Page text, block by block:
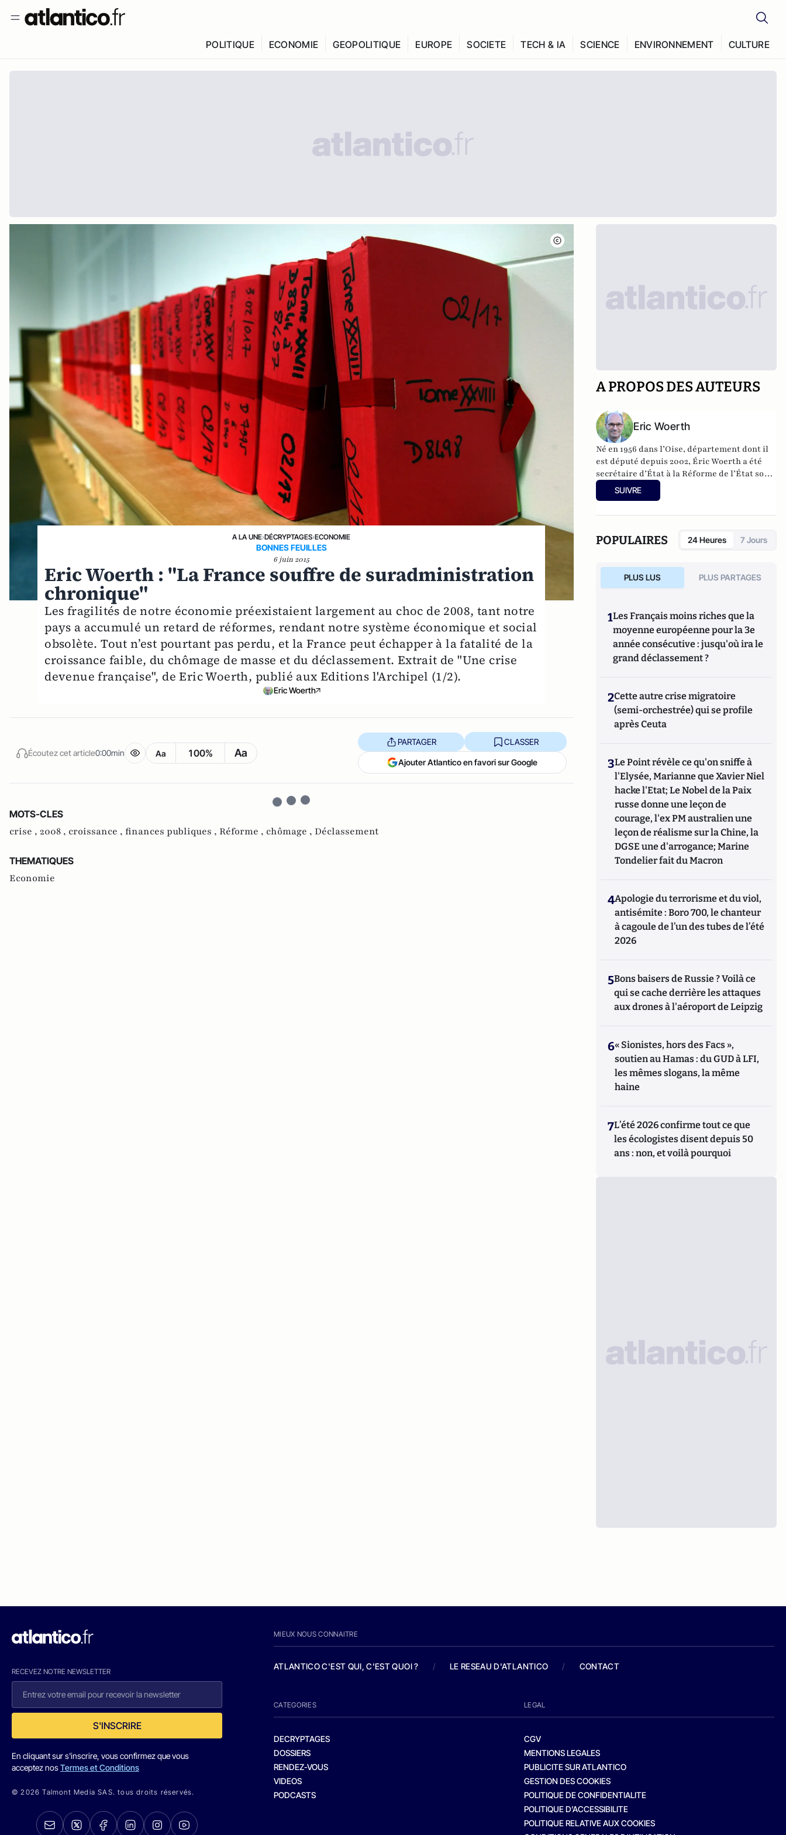
POLITIQUE ECONOMIE GEOPOLITIQUE EUROPE SOCIETE TECH & IA SCIENCE ENVIRONNEMENT CULTURE
A LA UNE›DÉCRYPTAGES›ECONOMIE
BONNES FEUILLES
6 juin 2015
Eric Woerth : "La France souffre de suradministration
chronique"
Les fragilités de notre économie préexistaient largement au choc de 2008, tant notre
pays a accumulé un retard de réformes, rendant notre système économique et social
obsolète. Tout n’est pourtant pas perdu, et la France peut échapper à la fatalité de la
croissance faible, du chômage de masse et du déclassement. Extrait de "Une crise
devenue française", de Eric Woerth, publié aux Editions l'Archipel (1/2).
Eric Woerth
Écoutez cet article0:00min Aa 100% Aa
PARTAGER CLASSER
Ajouter Atlantico en favori sur Google
MOTS-CLES
crise , 2008 , croissance , finances publiques , Réforme , chômage , Déclassement
THEMATIQUES
Economie
A PROPOS DES AUTEURS
Eric Woerth
Né en 1956 dans l’Oise, département dont il
est député depuis 2002, Éric Woerth a été
secrétaire d’État à la Réforme de l’État sous
le gouvernement Raffarin, puis ministre du
Budget, des Comptes publics, de la Fonction
Solidarité et de la Fonction publique en 2010
au sein des deux premiers gouvernements
Secrétaire général des Républicains. Les
éditions de l’Archipel ont publié sa
1995, il est maire de Chantilly.
SUIVRE
POPULAIRES 24 Heures 7 Jours
PLUS LUS PLUS PARTAGES
1Les Français moins riches que la
moyenne européenne pour la 3e
année consécutive : jusqu'où ira le
grand déclassement ?
2Cette autre crise migratoire
(semi-orchestrée) qui se profile
après Ceuta
3Le Point révèle ce qu'on sniffe à
l'Elysée, Marianne que Xavier Niel
hacke l'Etat; Le Nobel de la Paix
russe donne une leçon de
courage, l'ex PM australien une
leçon de réalisme sur la Chine, la
DGSE une d'arrogance; Marine
Tondelier fait du Macron
4Apologie du terrorisme et du viol,
antisémite : Boro 700, le chanteur
à cagoule de l’un des tubes de l’été
2026
5Bons baisers de Russie ? Voilà ce
qui se cache derrière les attaques
aux drones à l'aéroport de Leipzig
6« Sionistes, hors des Facs »,
soutien au Hamas : du GUD à LFI,
les mêmes slogans, la même
haine
7L’été 2026 confirme tout ce que
les écologistes disent depuis 50
ans : non, et voilà pourquoi
RECEVEZ NOTRE NEWSLETTER
S'INSCRIRE
En cliquant sur s'inscrire, vous confirmez que vous
acceptez nosTermes et Conditions
© 2026 Talmont Media SAS. tous droits réservés.
MIEUX NOUS CONNAITRE
ATLANTICO C'EST QUI, C'EST QUOI ? / LE RESEAU D'ATLANTICO / CONTACT
CATEGORIES
DECRYPTAGES
DOSSIERS
RENDEZ-VOUS
VIDEOS
PODCASTS
LEGAL
CGV
MENTIONS LEGALES
PUBLICITE SUR ATLANTICO
GESTION DES COOKIES
POLITIQUE DE CONFIDENTIALITE
POLITIQUE D’ACCESSIBILITE
POLITIQUE RELATIVE AUX COOKIES